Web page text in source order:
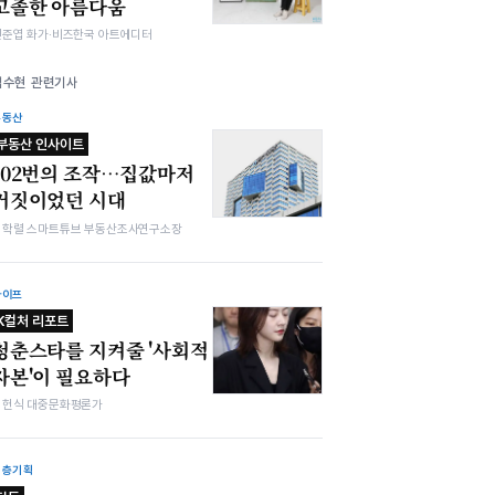
졸한 아름다움
엽 화가·비즈한국 아트에디터
수현 관련기사
산
동산 인사이트
번의 조작…집값마저
짓이었던 시대
렬 스마트튜브 부동산조사연구소장
프
컬처 리포트
춘스타를 지켜줄 '사회적
본'이 필요하다
식 대중문화평론가
기획